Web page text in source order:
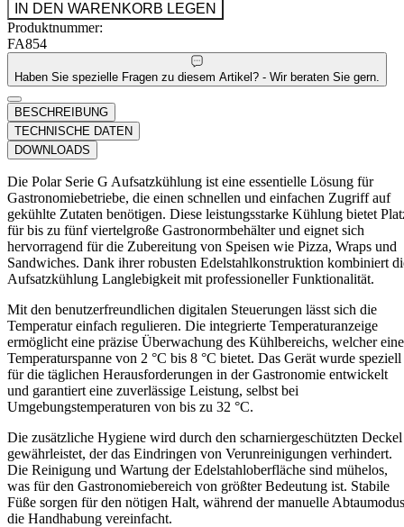
IN DEN WARENKORB LEGEN
Produktnummer:
FA854
Haben Sie spezielle Fragen zu diesem Artikel? - Wir beraten Sie gern.
BESCHREIBUNG
TECHNISCHE DATEN
DOWNLOADS
Die Polar Serie G Aufsatzkühlung ist eine essentielle Lösung für
Gastronomiebetriebe, die einen schnellen und einfachen Zugriff auf
gekühlte Zutaten benötigen. Diese leistungsstarke Kühlung bietet
für bis zu fünf viertelgroße Gastronormbehälter und eignet sich
hervorragend für die Zubereitung von Speisen wie Pizza, Wraps und
Sandwiches. Dank ihrer robusten Edelstahlkonstruktion kombiniert
Aufsatzkühlung Langlebigkeit mit professioneller Funktionalität.
Mit den benutzerfreundlichen digitalen Steuerungen lässt sich die
Temperatur einfach regulieren. Die integrierte Temperaturanzeige
ermöglicht eine präzise Überwachung des Kühlbereichs, welcher
Temperaturspanne von 2 °C bis 8 °C bietet. Das Gerät wurde speziell
für die täglichen Herausforderungen in der Gastronomie entwickelt
und garantiert eine zuverlässige Leistung, selbst bei
Umgebungstemperaturen von bis zu 32 °C.
Die zusätzliche Hygiene wird durch den scharniergeschützten Deckel
gewährleistet, der das Eindringen von Verunreinigungen verhindert.
Die Reinigung und Wartung der Edelstahloberfläche sind mühelos,
was für den Gastronomiebereich von größter Bedeutung ist. Stabile
Füße sorgen für den nötigen Halt, während der manuelle Abtaumodus
die Handhabung vereinfacht.